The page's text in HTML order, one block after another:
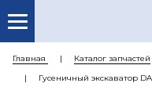
Главная Каталог запчастей
Гусеничный экскаватор